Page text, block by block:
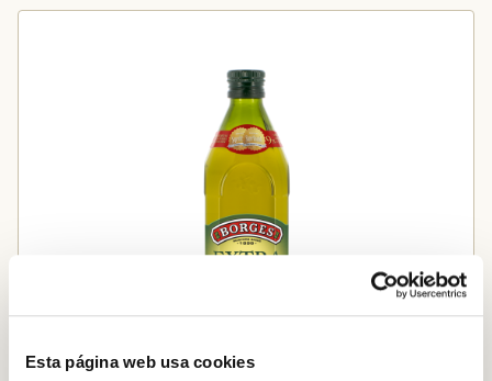
Esta página web usa cookies